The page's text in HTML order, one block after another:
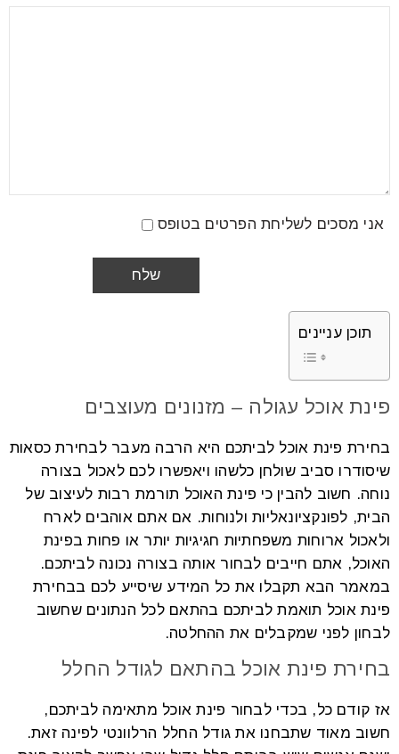
אני מסכים לשליחת הפרטים בטופס
תוכן עניינים
פינת אוכל עגולה – מזנונים מעוצבים
בחירת פינת אוכל לביתכם היא הרבה מעבר לבחירת כסאות
שיסודרו סביב שולחן כלשהו ויאפשרו לכם לאכול בצורה
נוחה. חשוב להבין כי פינת האוכל תורמת רבות לעיצוב של
הבית, לפונקציונאליות ולנוחות. אם אתם אוהבים לארח
ולאכול ארוחות משפחתיות חגיגיות יותר או פחות בפינת
האוכל, אתם חייבים לבחור אותה בצורה נכונה לביתכם.
במאמר הבא תקבלו את כל המידע שיסייע לכם בבחירת
פינת אוכל תואמת לביתכם בהתאם לכל הנתונים שחשוב
לבחון לפני שמקבלים את ההחלטה.
בחירת פינת אוכל בהתאם לגודל החלל
אז קודם כל, בכדי לבחור פינת אוכל מתאימה לביתכם,
חשוב מאוד שתבחנו את גודל החלל הרלוונטי לפינה זאת.